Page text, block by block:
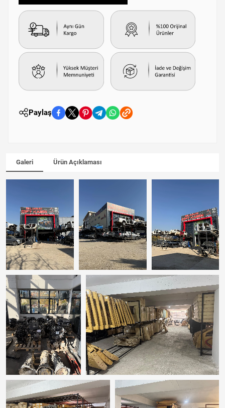
Paylaş
Galeri Ürün Açıklaması